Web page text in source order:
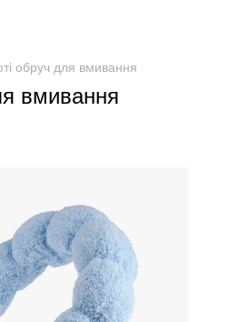
обруч для вмивання
вмивання